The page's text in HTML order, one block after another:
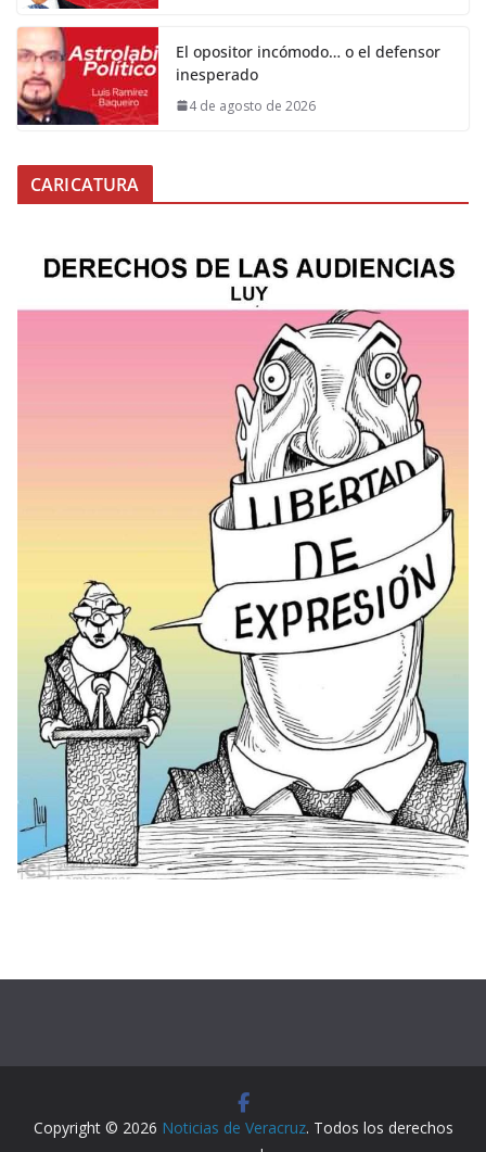
El opositor incómodo… o el defensor
inesperado
4 de agosto de 2026
CARICATURA
Copyright © 2026 Noticias de Veracruz. Todos los derechos